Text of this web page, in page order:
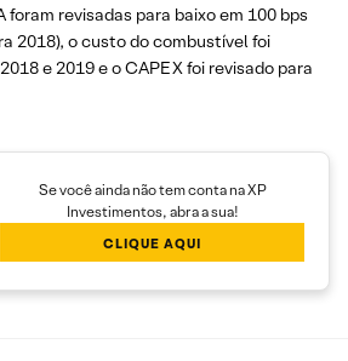
foram revisadas para baixo em 100 bps
2018), o custo do combustível foi
e 2019 e o CAPEX foi revisado para
Se você ainda não tem conta na XP
Investimentos, abra a sua!
CLIQUE AQUI